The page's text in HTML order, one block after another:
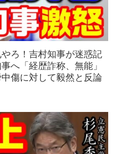
やろ！吉村知事が迷惑記
へ「経歴詐称、無能」
傷に対して毅然と反論